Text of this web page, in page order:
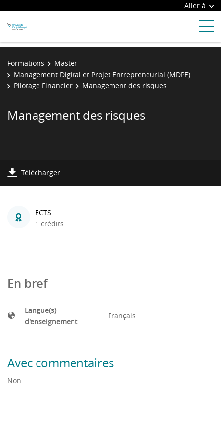
Aller à
Formations
Master
Management Digital et Projet Entrepreneurial (MDPE)
Pilotage Financier
Management des risques
Management des risques
Télécharger
ECTS
1 crédits
En bref
Langue(s)
d'enseignement
Français
Avec commentaires
Non